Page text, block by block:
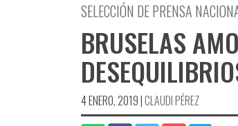
SELECCIÓN DE PRENSA
BRUSELAS
4 ENERO, 2019|CLAUDI PÉREZ